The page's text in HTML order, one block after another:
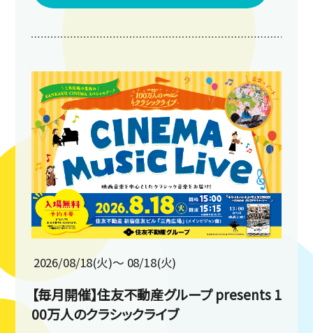
2026/08/18(火)〜 08/18(火)
【毎月開催】住友不動産グループ presents 1
00万人のクラシックライブ